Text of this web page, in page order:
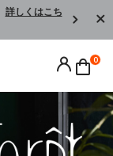
詳しくはこち
0